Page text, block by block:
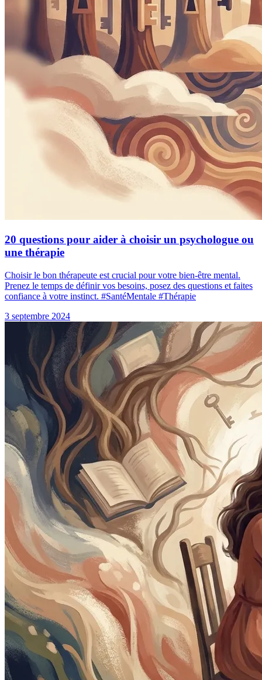
20 questions pour aider à choisir un psychologue ou
une thérapie
Choisir le bon thérapeute est crucial pour votre bien-être mental.
Prenez le temps de définir vos besoins, posez des questions et faites
confiance à votre instinct. #SantéMentale #Thérapie
3 septembre 2024